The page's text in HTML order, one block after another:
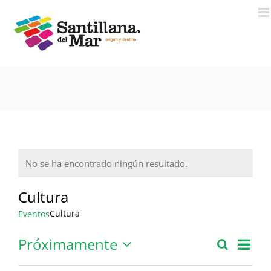
contenido
Aviso
No se ha encontrado ningún resultado.
Cultura
EventosCultura
Buscar
Lista
Próximamente
Seleccionar